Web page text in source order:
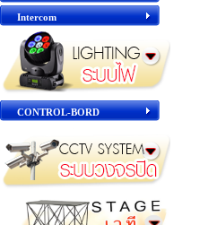
Intercom
CONTROL-BORD